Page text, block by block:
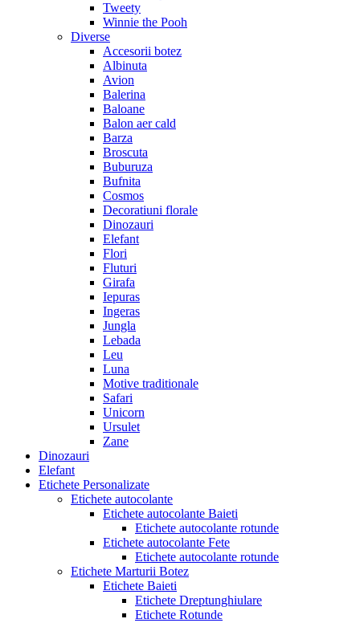
Tweety
Winnie the Pooh
Diverse
Accesorii botez
Albinuta
Avion
Balerina
Baloane
Balon aer cald
Barza
Broscuta
Buburuza
Bufnita
Cosmos
Decoratiuni florale
Dinozauri
Elefant
Flori
Fluturi
Girafa
Iepuras
Ingeras
Jungla
Lebada
Leu
Luna
Motive traditionale
Safari
Unicorn
Ursulet
Zane
Dinozauri
Elefant
Etichete Personalizate
Etichete autocolante
Etichete autocolante Baieti
Etichete autocolante rotunde
Etichete autocolante Fete
Etichete autocolante rotunde
Etichete Marturii Botez
Etichete Baieti
Etichete Dreptunghiulare
Etichete Rotunde